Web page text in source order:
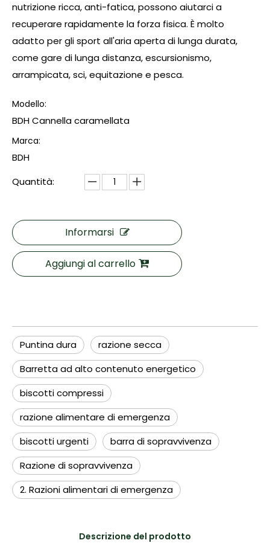
nutrizione ricca, anti-fatica, possono aiutarci a
recuperare rapidamente la forza fisica. È molto
adatto per gli sport all'aria aperta di lunga durata,
come gare di lunga distanza, escursionismo,
arrampicata, sci, equitazione e pesca.
Modello:
BDH Cannella caramellata
Marca:
BDH
Quantità:
Informarsi
Aggiungi al carrello
Puntina dura
razione secca
Barretta ad alto contenuto energetico
biscotti compressi
razione alimentare di emergenza
biscotti urgenti
barra di sopravvivenza
Razione di sopravvivenza
2. Razioni alimentari di emergenza
Descrizione del prodotto